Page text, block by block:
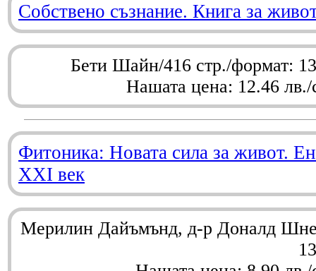
Собствено съзнание. Книга за
Бети Шайн/416 стр./формат:
Нашата цена: 12.46 лв./
Фитоника: Новата сила за живот.
XXI век
Мерилин Дайъмънд, д-р Доналд